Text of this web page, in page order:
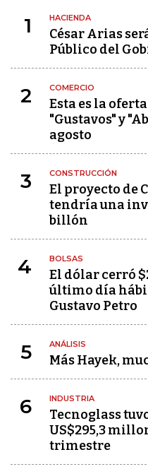
1 HACIENDA
César Arias
Público del
2 COMERCIO
Esta es la
"Gustavos" y
agosto
3 CONSTRUCCIÓN
El proyecto de
tendría una
billón
4 BOLSAS
El dólar cerró
último día
Gustavo Petro
5 ANÁLISIS
Más Hayek,
6 INDUSTRIA
Tecnoglass
US$295,3
trimestre